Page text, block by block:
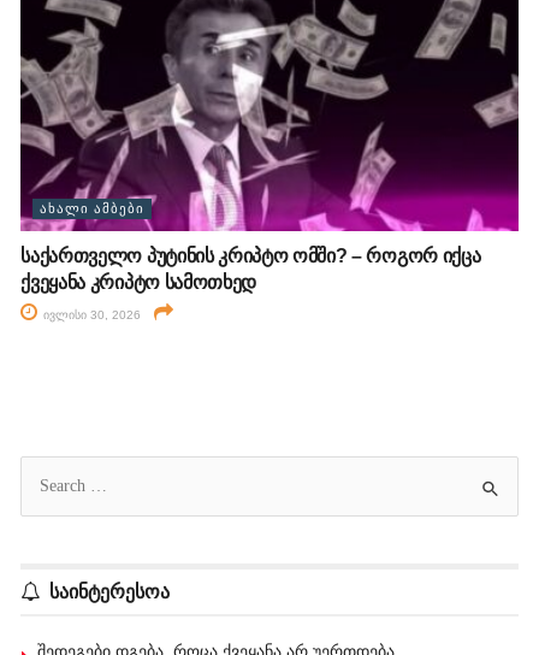
ᲐᲮᲐᲚᲘ ᲐᲛᲑᲔᲑᲘ
საქართველო პუტინის კრიპტო ომში? – როგორ იქცა
ქვეყანა კრიპტო სამოთხედ
ივლისი 30, 2026
საინტერესოა
შედეგები დგება, როცა ქვეყანა არ უერთდება